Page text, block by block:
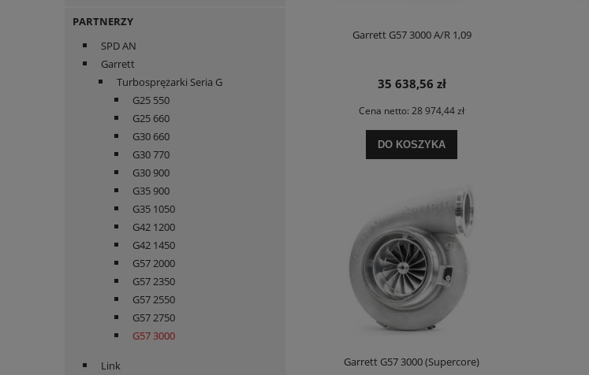
PARTNERZY
SPD AN
Garrett
Turbosprężarki Seria G
G25 550
G25 660
G30 660
G30 770
G30 900
G35 900
G35 1050
G42 1200
G42 1450
G57 2000
G57 2350
G57 2550
G57 2750
G57 3000
Link
Garrett G57 3000 A/R 1,09
35 638,56 zł
Cena netto: 28 974,44 zł
DO KOSZYKA
Garrett G57 3000 (Supercore)